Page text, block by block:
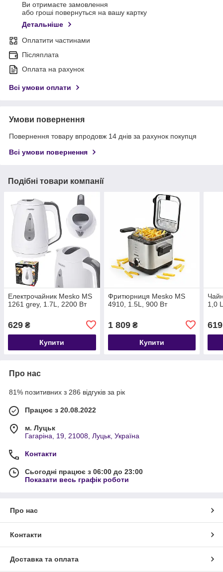
Ви отримаєте замовлення
або гроші повернуться на вашу картку
Детальніше
Оплатити частинами
Післяплата
Оплата на рахунок
Всі умови оплати
Умови повернення
Повернення товару впродовж 14 днів за рахунок покупця
Всі умови повернення
Подібні товари компанії
Електрочайник Mesko MS
1261 grey, 1.7L, 2200 Вт
629 ₴
Купити
Фритюрниця Mesko MS
4910, 1.5L, 900 Вт
1 809₴
Купити
1,0
619
Про нас
81% позитивних з 286 відгуків за рік
Працює з 20.08.2022
м. Луцьк
Гагаріна, 19, 21008, Луцьк, Україна
Контакти
Сьогодні працює з 06:00 до 23:00
Показати весь графік роботи
Про нас
Контакти
Доставка та оплата